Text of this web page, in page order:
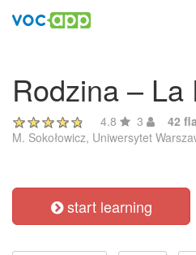
Rodzina – La
4.8 3 42
M. Sokołowicz, Uniwersytet
start learning